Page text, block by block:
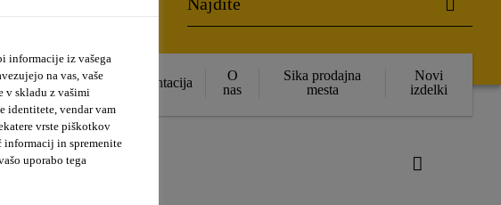
za
Dokumentacija
O
nas
Sika prodajna
mesta
Novi
izdelki
informacije iz vašega
na vas, vaše
v skladu z vašimi
identitete, vendar vam
vrste piškotkov
informacij in spremenite
uporabo tega